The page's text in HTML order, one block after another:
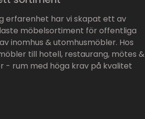
erfarenhet har vi skapat ett av
möbelsortiment för offentliga
inomhus & utomhusmöbler. Hos
till hotell, restaurang, mötes &
- rum med höga krav på kvalitet